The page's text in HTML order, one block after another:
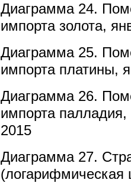
Диаграмма 24.
импорта золота,
Диаграмма 25.
импорта платины,
Диаграмма 26.
импорта
2015
Диаграмма 27.
(логарифмическая